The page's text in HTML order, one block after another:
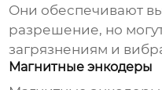
Они обеспечивают
разрешение, но
загрязнениям и
Магнитные энкодеры